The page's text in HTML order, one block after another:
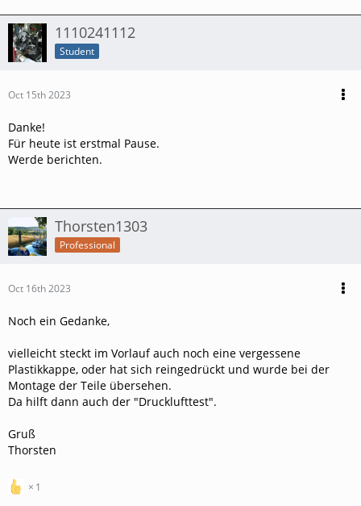
1110241112
Student
Oct 15th 2023
Danke!
Für heute ist erstmal Pause.
Werde berichten.
Thorsten1303
Professional
Oct 16th 2023
Noch ein Gedanke,
vielleicht steckt im Vorlauf auch noch eine vergessene
Plastikkappe, oder hat sich reingedrückt und wurde bei der
Montage der Teile übersehen.
Da hilft dann auch der "Drucklufttest".
Gruß
Thorsten
1